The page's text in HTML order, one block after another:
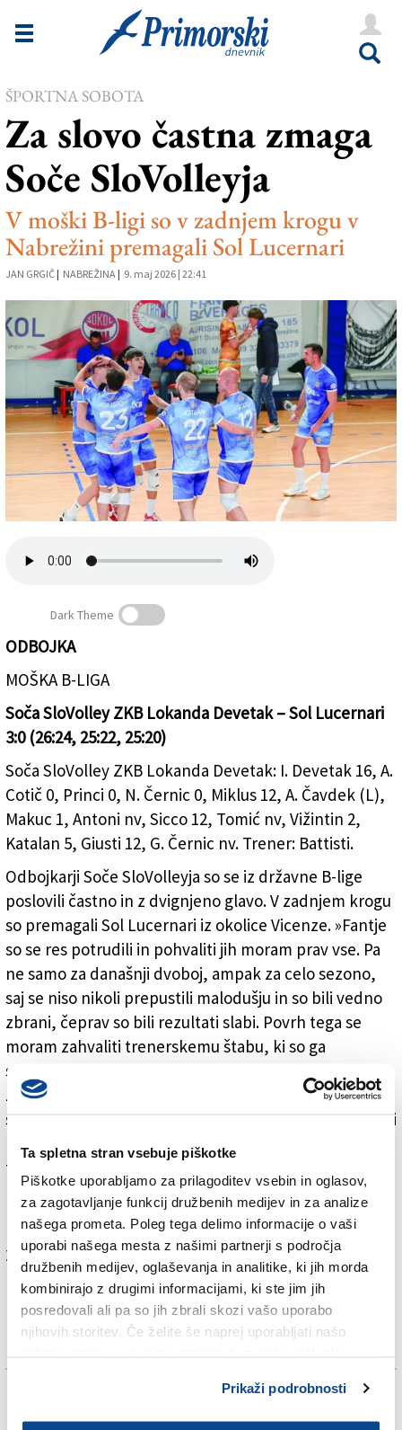
Ta spletna stran vsebuje piškotke
Piškotke uporabljamo za prilagoditev vsebin in oglasov,
za zagotavljanje funkcij družbenih medijev in za analize
našega prometa. Poleg tega delimo informacije o vaši
uporabi našega mesta z našimi partnerji s področja
družbenih medijev, oglaševanja in analitike, ki jih morda
kombinirajo z drugimi informacijami, ki ste jim jih
posredovali ali pa so jih zbrali skozi vašo uporabo
njihovih storitev. Če želite še naprej uporabljati našo
Prikaži podrobnosti
Novice
Goriška
Kultura
Šport
Še
Vreme
Uredništvo
Oglasi
Založnik
Zadruga PD
ŠPORTNA SOBOTA
Za slovo častna zmaga
Soče SloVolleyja
V moški B-ligi so v zadnjem krogu v
Nabrežini premagali Sol Lucernari
JAN GRGIČ | NABREŽINA | 9. maj 2026 | 22:41
fotografiji (FOTODAMJ@N)
Dark Theme
ODBOJKA
MOŠKA B-LIGA
Soča SloVolley ZKB Lokanda Devetak – Sol Lucernari
3:0 (26:24, 25:22, 25:20)
Soča SloVolley ZKB Lokanda Devetak: I. Devetak 16, A.
Cotič 0, Princi 0, N. Černic 0, Miklus 12, A. Čavdek (L),
Makuc 1, Antoni nv, Sicco 12, Tomić nv, Vižintin 2,
Katalan 5, Giusti 12, G. Černic nv. Trener: Battisti.
Odbojkarji Soče SloVolleyja so se iz državne B-lige
poslovili častno in z dvignjeno glavo. V zadnjem krogu
so premagali Sol Lucernari iz okolice Vicenze. »Fantje
so se res potrudili in pohvaliti jih moram prav vse. Pa
ne samo za današnji dvoboj, ampak za celo sezono,
saj se niso nikoli prepustili malodušju in so bili vedno
zbrani, čeprav so bili rezultati slabi. Povrh tega se
moram zahvaliti trenerskemu štabu, ki so ga
sestavljali Luca Milocco, Luka Kovic in Martina Borsi.
Zahvala gre tudi vsem odbornikom, ki so nam stalno
stali ob strani, pokroviteljem (in primis ZKB in Lokandi
Devetak) ter navijačem, ki so nas bodrili tudi na zadnji
tekmi,« je po tekmi dejal trener Luciano Battisti.
Negativna novica je le, da se je na današnji tekmi
poškodoval (gleženj) Andrea Katalan.
Za branje in pisanje komentarjevje potrebna prijava